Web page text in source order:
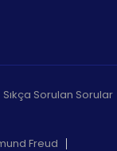
Sıkça Sorulan Sorular
Freud